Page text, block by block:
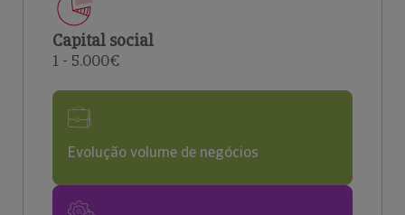
Capital social
1 - 5.000€
Evolução volume de negócios